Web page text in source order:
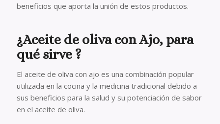
beneficios que aporta la unión de estos productos.
¿Aceite de oliva con Ajo, para
qué sirve ?
El aceite de oliva con ajo es una combinación popular
utilizada en la cocina y la medicina tradicional debido a
sus beneficios para la salud y su potenciación de sabor
en el aceite de oliva.